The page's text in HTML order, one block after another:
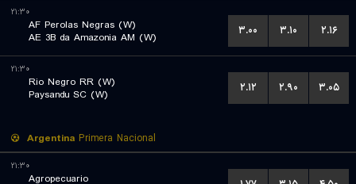
۲۱:۳۰
AF Perolas Negras (W)
AE 3B da Amazonia AM (W)
۳.۰۰ ۳.۱۰ ۲.۱۶
۲۱:۳۰
Rio Negro RR (W)
Paysandu SC (W)
۲.۱۲ ۲.۹۰ ۳.۰۵
Argentina Primera Nacional
۲۱:۳۰
Agropecuario